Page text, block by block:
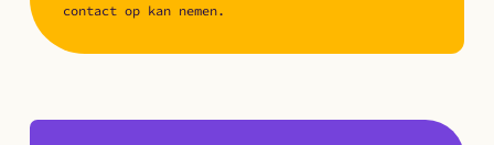
contact op kan nemen.